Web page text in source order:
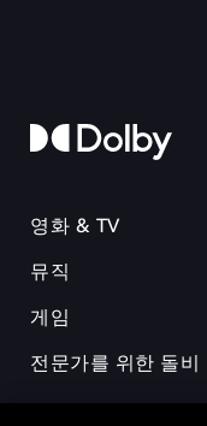
영화 & TV
뮤직
게임
전문가를 위한 돌비